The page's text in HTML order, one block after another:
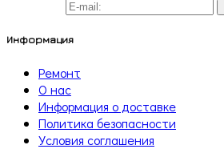
Информация
Ремонт
О нас
Информация о доставке
Политика безопасности
Условия соглашения